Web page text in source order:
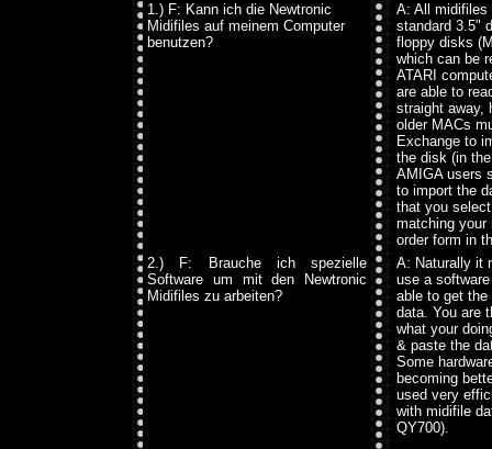
1.) F: Kann ich die Newtronic
Midifiles auf meinem Computer
benutzen?
A: All midifiles
standard 3.5"
floppy disks
which can be
ATARI
are able to
straight away,
older MACs
Exchange to
the disk (in
AMIGA users
to import the
that you
matching your
order form in
2.) F: Brauche ich spezielle
Software um mit den Newtronic
Midifiles zu arbeiten?
A: Naturally it
use a
able to get
data. You are
what your
& paste the
Some
becoming
used very
with midifile
QY700).